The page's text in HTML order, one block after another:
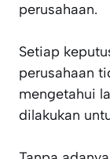
perusahaan.
Setiap
perusahaan
mengetahui
dilakukan